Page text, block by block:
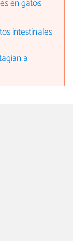
en gatos
intestinales
a